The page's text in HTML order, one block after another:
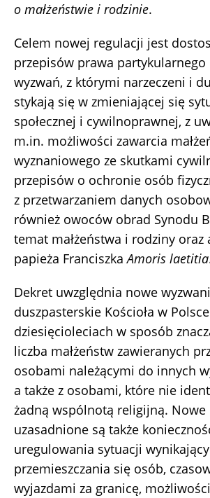
o małżeństwie i rodzinie.
Celem nowej regulacji jest
przepisów prawa partykularnego
wyzwań, z którymi narzeczeni i
stykają się w zmieniającej się
społecznej i cywilnoprawnej, z
m.in. możliwości zawarcia
wyznaniowego ze skutkami
przepisów o ochronie osób
z przetwarzaniem danych
również owoców obrad Synodu
temat małżeństwa i rodziny oraz
papieża FranciszkaAmoris laetitia
Dekret uwzględnia nowe
duszpasterskie Kościoła w
dziesięcioleciach w sposób
liczba małżeństw zawieranych
osobami należącymi do innych
a także z osobami, które nie
żadną wspólnotą religijną. Nowe
uzasadnione są także
uregulowania sytuacji
przemieszczania się osób,
wyjazdami za granicę,